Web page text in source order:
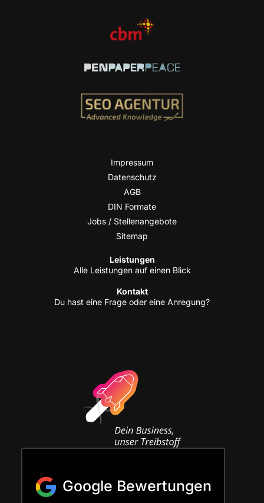
Impres­sum
Daten­schutz
AGB
DIN For­ma­te
Jobs / Stellenangebote
Site­map
Leis­tun­gen
Alle Leis­tun­gen auf einen Blick
Kon­takt
Du hast eine Fra­ge oder eine Anregung?
Google Bewertungen